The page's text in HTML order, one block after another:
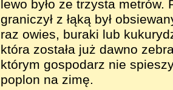
lewo było ze trzysta
graniczył z łąką był
raz owies, buraki lub
która została już dawno
którym gospodarz nie
poplon na zimę.